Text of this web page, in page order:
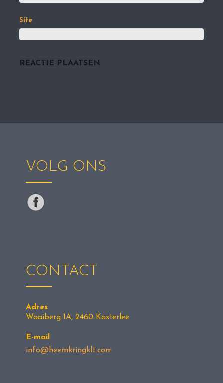
Site
VOLG ONS
CONTACT
Adres
Waaiberg 1A, 2460 Kasterlee
E-mail
info@heemkringklt.com